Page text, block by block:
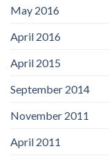
May 2016
April 2016
April 2015
September 2014
November 2011
April 2011